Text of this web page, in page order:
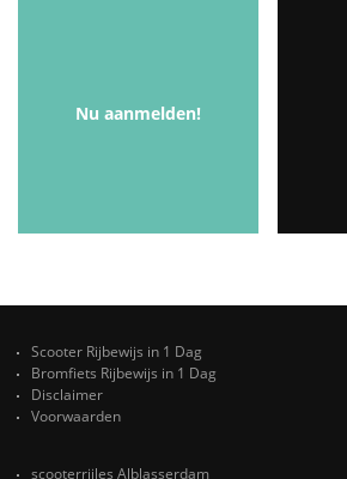
Nu aanmelden!
Scooter Rijbewijs in 1 Dag
Bromfiets Rijbewijs in 1 Dag
Disclaimer
Voorwaarden
scooterrijles Alblasserdam